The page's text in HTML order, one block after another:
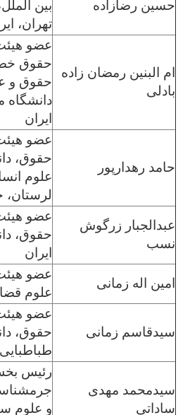
حسین رضازاده
بین
تهران،
ام البنین رمضان زاده
بادلی
عضو
حقوق
حقوق و
دانشگاه
ایران
حامد رهدارپور
عضو
حقوق،
علوم
لرستان،
عبدالجبار زرگوش
نسب
عضو
حقوق،
ایران
امین اله زمانی
عضو
علوم
سیدقاسم زمانی
عضو
حقوق،
سیدمحمد مهدی
ساداتی
رئیس
و علوم